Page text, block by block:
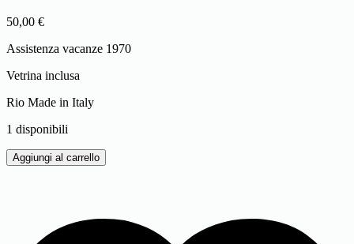
50,00 €
Assistenza vacanze 1970
Vetrina inclusa
Rio Made in Italy
1 disponibili
FIAT
238
Aggiungi al carrello